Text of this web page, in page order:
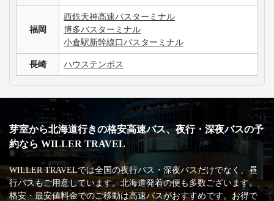
福岡
西鉄天神高速バスターミナル
博多バスターミナル
小倉駅新幹線口バスターミナル
長崎 ハウステンボス
芽室から北海道行きの格安高速バス、夜行・深夜バスの予
約なら WILLER TRAVEL
WILLER TRAVELでは全国の夜行バス・深夜バスだけでなく、昼
行バスもご用意しています。北海道発着の便も多数ございます。
格安・最安値料金でのご移動は高速バスがおすすめです。お得で